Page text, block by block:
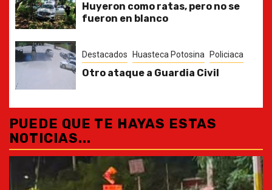
Huyeron como ratas, pero no se
fueron en blanco
Destacados Huasteca Potosina Policiaca
Otro ataque a Guardia Civil
PUEDE QUE TE HAYAS ESTAS
NOTICIAS...